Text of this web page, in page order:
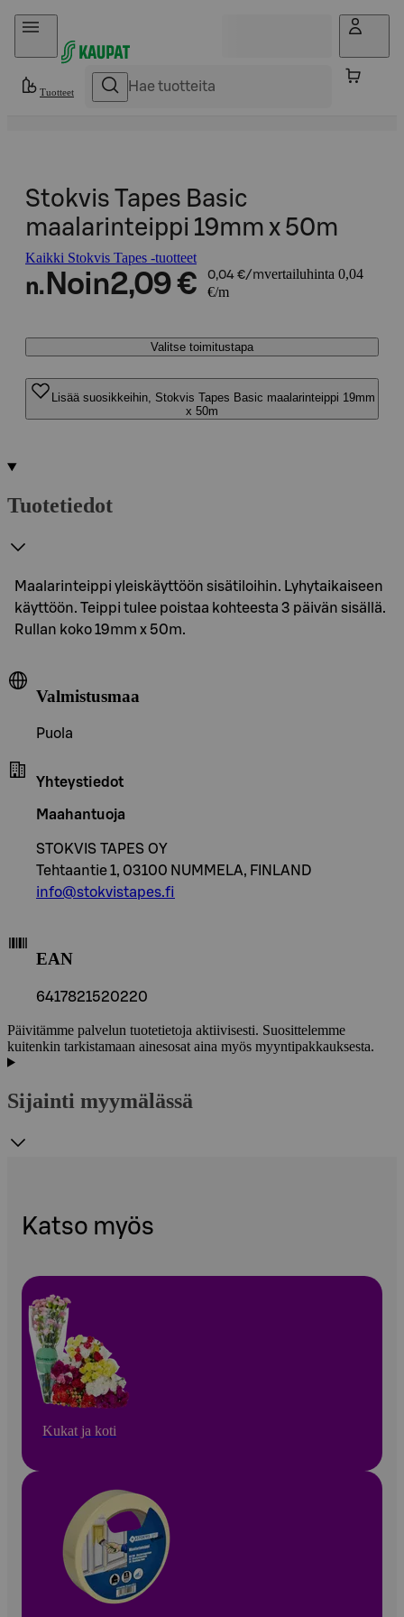
Hyppää sisältöön
Tuotteet
Stokvis Tapes Basic
maalarinteippi 19mm x 50m
Kaikki Stokvis Tapes -tuotteet
n. Noin2,09 € 0,04 €/mvertailuhinta 0,04
€/m
Valitse toimitustapa
Lisää suosikkeihin, Stokvis Tapes Basic maalarinteippi 19mm
x 50m
Tuotetiedot
Maalarinteippi yleiskäyttöön sisätiloihin. Lyhytaikaiseen
käyttöön. Teippi tulee poistaa kohteesta 3 päivän sisällä.
Rullan koko 19mm x 50m.
Valmistusmaa
Puola
Yhteystiedot
Maahantuoja
STOKVIS TAPES OY
Tehtaantie 1, 03100 NUMMELA, FINLAND
info@stokvistapes.fi
EAN
6417821520220
Päivitämme palvelun tuotetietoja aktiivisesti. Suosittelemme
kuitenkin tarkistamaan ainesosat aina myös myyntipakkauksesta.
Sijainti myymälässä
Katso myös
Kukat ja koti